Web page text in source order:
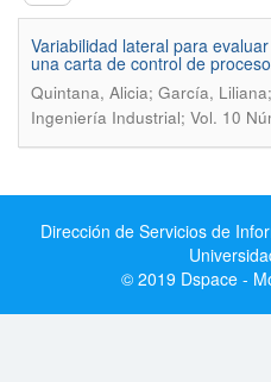
Variabilidad lateral para
una carta de control de
Quintana, Alicia; García,
Ingeniería Industrial; Vol. 10
Dirección de Servicios de
© 2019 Dspace -